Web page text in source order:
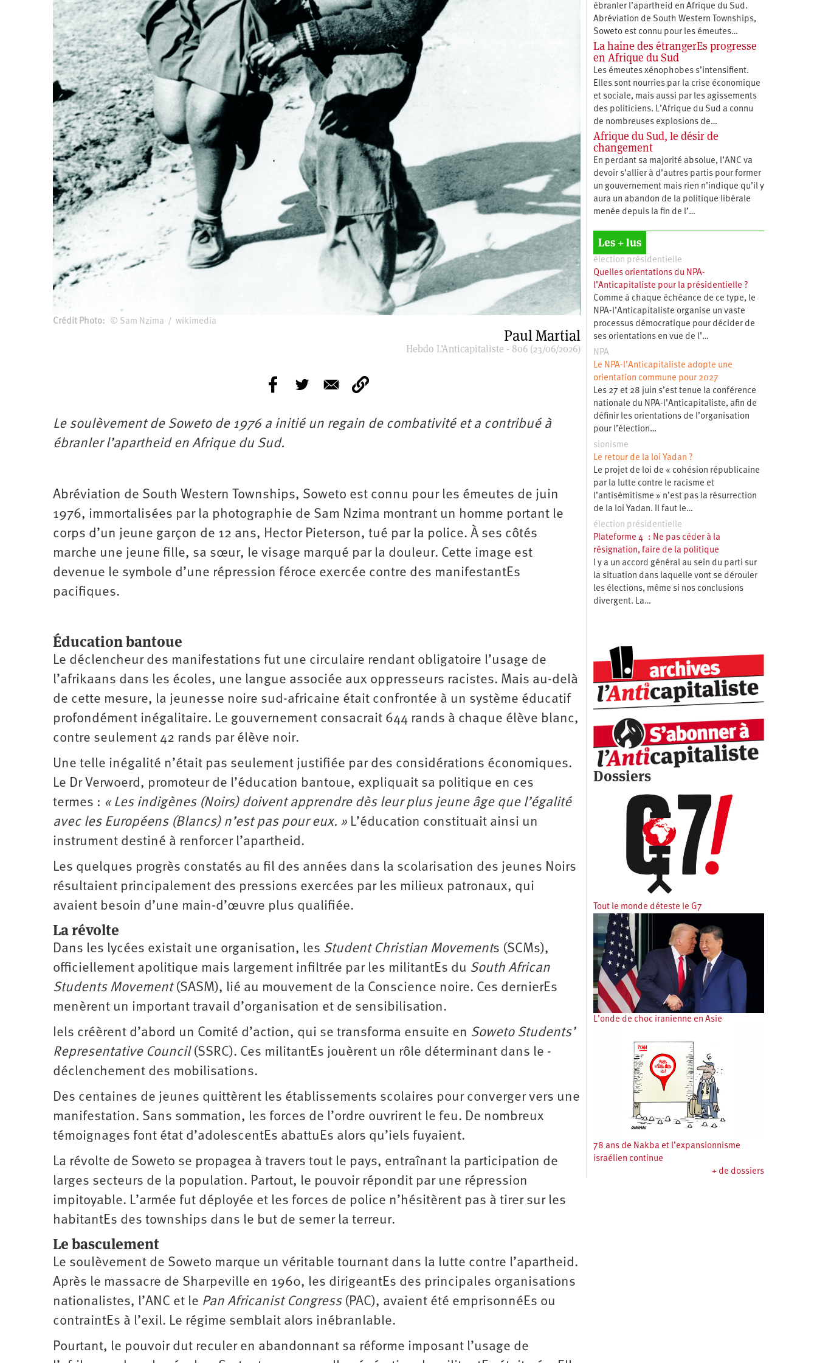
Crédit Photo © Sam Nzima / wikimedia
Paul Martial
Hebdo L’Anticapitaliste - 806 (23/06/2026)
Le soulèvement de Soweto de 1976 a initié un regain de combativité et a contribué à
ébranler l’apartheid en Afrique du Sud.
Abréviation de South Western Townships, Soweto est connu pour les émeutes de juin
1976, immortalisées par la photographie de Sam Nzima montrant un homme portant le
corps d’un jeune garçon de 12 ans, Hector Pieterson, tué par la police. À ses côtés
marche une jeune fille, sa sœur, le visage marqué par la douleur. Cette image est
devenue le symbole d’une répression féroce exercée contre des manifestantEs
pacifiques.
Éducation bantoue
Le déclencheur des manifestations fut une circulaire rendant obligatoire l’usage de
l’afrikaans dans les écoles, une langue associée aux oppresseurs racistes. Mais au-delà
de cette mesure, la jeunesse noire sud-africaine était confrontée à un système éducatif
profondément inégalitaire. Le gouvernement consacrait 644 rands à chaque élève blanc,
contre seulement 42 rands par élève noir.
Une telle inégalité n’était pas seulement justifiée par des considérations économiques.
Le Dr Verwoerd, promoteur de l’éducation bantoue, expliquait sa politique en ces
termes : « Les indigènes (Noirs) doivent apprendre dès leur plus jeune âge que l’égalité
avec les Européens (Blancs) n’est pas pour eux. » L’éducation constituait ainsi un
instrument destiné à renforcer l’apartheid.
Les quelques progrès constatés au fil des années dans la scolarisation des jeunes Noirs
résultaient principalement des pressions exercées par les milieux patronaux, qui
avaient besoin d’une main-d’œuvre plus qualifiée.
La révolte
Dans les lycées existait une organisation, les Student Christian Movements (SCMs),
officiellement apolitique mais largement infiltrée par les militantEs du South African
Students Movement(SASM), lié au mouvement de la Conscience noire. Ces dernierEs
menèrent un important travail d’organisation et de sensibilisation.
Iels créèrent d’abord un Comité d’action, qui se transforma ensuite en Soweto Students’
Representative Council (SSRC). Ces militantEs jouèrent un rôle déterminant dans le ­
déclenchement des mobilisations.
Des centaines de jeunes quittèrent les établissements scolaires pour converger vers une
manifestation. Sans sommation, les forces de l’ordre ouvrirent le feu. De nombreux
témoignages font état d’adolescentEs abattuEs alors qu’iels fuyaient.
La révolte de Soweto se propagea à travers tout le pays, entraînant la participation de
larges secteurs de la population. Partout, le pouvoir répondit par une répression
impitoyable. L’armée fut déployée et les forces de police n’hésitèrent pas à tirer sur les
habitantEs des townships dans le but de semer la terreur.
Le basculement
Le soulèvement de Soweto marque un véritable tournant dans la lutte contre l’apartheid.
Après le massacre de Sharpeville en 1960, les dirigeantEs des principales organisations
nationalistes, l’ANC et le Pan Africanist Congress(PAC), avaient été emprisonnéEs ou
contraintEs à l’exil. Le régime semblait alors inébranlable.
Pourtant, le pouvoir dut reculer en abandonnant sa réforme imposant l’usage de
ébranler l’apartheid en Afrique du Sud.
Abréviation de South Western Townships,
Soweto est connu pour les émeutes…
La haine des étrangerEs progresse
en Afrique du Sud
Les émeutes xénophobes s’intensifient.
Elles sont nourries par la crise économique
et sociale, mais aussi par les agissements
des politiciens. L’Afrique du Sud a connu
de nombreuses explosions de…
Afrique du Sud, le désir de
changement
En perdant sa majorité absolue, l’ANC va
devoir s’allier à d’autres partis pour former
un gouvernement mais rien n’indique qu’il y
aura un abandon de la politique libérale
menée depuis la fin de l’…
Les + lus
élection présidentielle
Quelles orientations du NPA-
l’Anticapitaliste pour la présidentielle ?
Comme à chaque échéance de ce type, le
NPA-l’Anticapitaliste organise un vaste
processus démocratique pour décider de
ses orientations en vue de l’…
NPA
Le NPA-l’Anticapitaliste adopte une
orientation commune pour 2027
Les 27 et 28 juin s’est tenue la conférence
nationale du NPA-l’Anticapitaliste, afin de
définir les orientations de l’organisation
pour l’élection…
sionisme
Le retour de la loi Yadan ?
Le projet de loi de « cohésion républicaine
par la lutte contre le racisme et
l’antisémitisme » n’est pas la résurrection
de la loi Yadan. Il faut le…
élection présidentielle
Plateforme 4 : Ne pas céder à la
résignation, faire de la politique
l y a un accord général au sein du parti sur
la situation dans laquelle vont se dérouler
les élections, même si nos conclusions
divergent. La…
Dossiers
Tout le monde déteste le G7
L’onde de choc iranienne en Asie
78 ans de Nakba et l’expansionnisme
israélien continue
+ de dossiers